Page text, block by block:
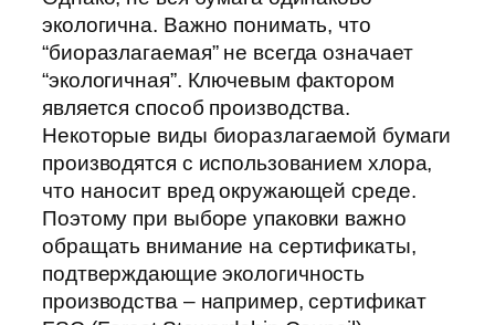
экологична. Важно понимать, что
“биоразлагаемая” не всегда означает
“экологичная”. Ключевым фактором
является способ производства.
Некоторые виды биоразлагаемой бумаги
производятся с использованием хлора,
что наносит вред окружающей среде.
Поэтому при выборе упаковки важно
обращать внимание на сертификаты,
подтверждающие экологичность
производства – например, сертификат